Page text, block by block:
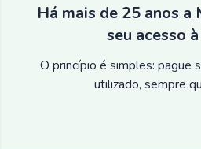
Há mais de 25 anos
seu acesso
O princípio é simples: pague
utilizado, sempre